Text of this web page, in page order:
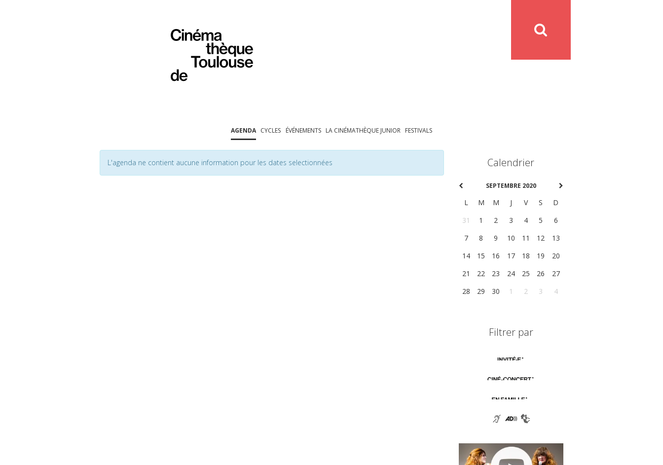
AGENDA CYCLES ÉVÉNEMENTS LA CINÉMATHÈQUE JUNIOR FESTIVALS
L'agenda ne contient aucune information pour les dates selectionnées Calendrier
SEPTEMBRE 2020
L M M J V S
D
31
1 2 3 4 5
6
7
8 9 10 11 12
13
14
15 16 17 18 19
20
21
22 23 24 25 26
27
28
29 30 1 2 3 4
Filtrer par